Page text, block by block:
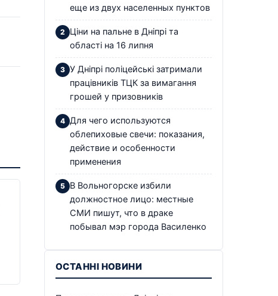
еще из двух населенных пунктов
Ціни на пальне в Дніпрі та
області на 16 липня
У Дніпрі поліцейські затримали
працівників ТЦК за вимагання
грошей у призовників
Для чего используются
облепиховые свечи: показания,
действие и особенности
применения
В Вольногорске избили
должностное лицо: местные
СМИ пишут, что в драке
побывал мэр города Василенко
ОСТАННІ НОВИНИ